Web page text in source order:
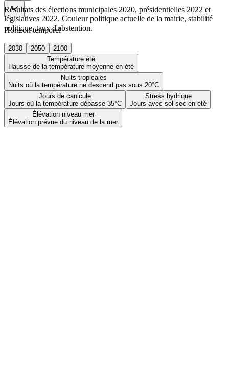
Horizon temporel
2030 2050
2100
Température été
Hausse de la température moyenne en été
Nuits tropicales
Nuits où la température ne descend pas sous 20°C
Jours de canicule
Jours où la température dépasse 35°C
Stress hydrique
Jours avec sol sec en été
Élévation niveau mer
Élévation prévue du niveau de la mer
Résultats des élections municipales 2020, présidentielles 2022 et
législatives 2022. Couleur politique actuelle de la mairie, stabilité
politique, taux d'abstention.